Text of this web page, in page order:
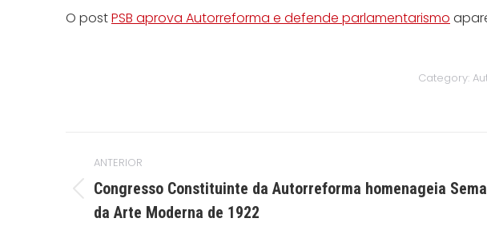
O postPSB aprova Autorreforma e defende parlamentarismo
Category:
de
post:
ANTERIOR
Post
anterior:
Congresso Constituinte da Autorreforma homenageia
da Arte Moderna de 1922